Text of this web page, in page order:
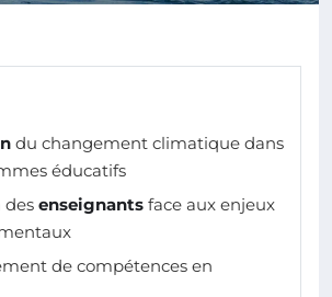
du changement climatique dans
éducatifs
des enseignants face aux enjeux
de compétences en